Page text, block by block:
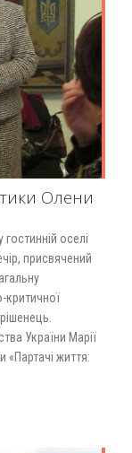
Олени
оселі
присвячений
критичної
України Марії
«Партачі життя: